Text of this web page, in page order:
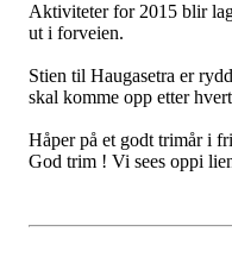
Aktiviteter for 2015 blir
ut i forveien.
Stien til Haugasetra er
skal komme opp etter
Håper på et godt trimår i
God trim ! Vi sees oppi